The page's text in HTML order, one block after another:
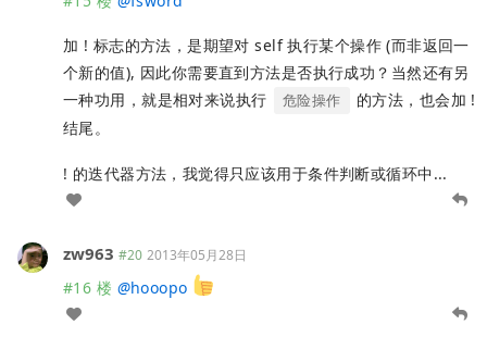
加 ! 标志的方法，是期望对 self 执行某个操作 (而非返回一
个新的值), 因此你需要直到方法是否执行成功？当然还有另
一种功用，就是相对来说执行
危险操作
的方法，也会加 !
结尾。
! 的迭代器方法，我觉得只应该用于条件判断或循环中...
zw963 #20 2013年05月28日
#16 楼 @hooopo